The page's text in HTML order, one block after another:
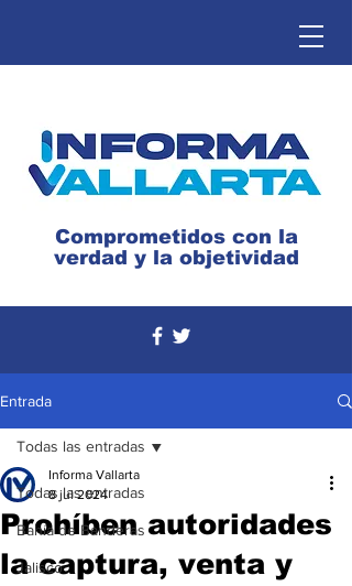
Comprometidos con la
verdad y la objetividad
Entrada
Todas las entradas
Bahía de Banderas
Jalisco
Todas las entradas
Prohíben autoridades
la captura, venta y
Informa Vallarta
8 jul 2024